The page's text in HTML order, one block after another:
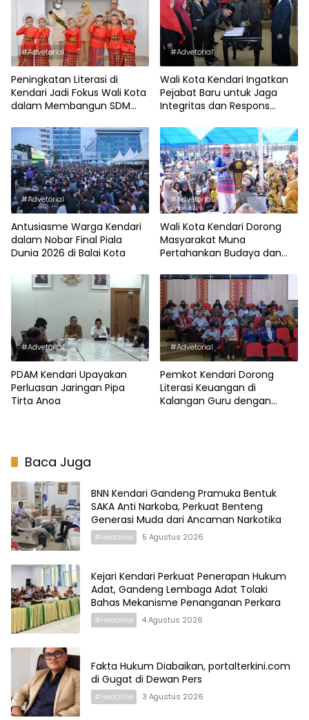
#Advetorial
Peningkatan Literasi di
Kendari Jadi Fokus Wali Kota
dalam Membangun SDM
#Advetorial
Wali Kota Kendari Ingatkan
Pejabat Baru untuk Jaga
Integritas dan Respons
#Advetorial
Antusiasme Warga Kendari
dalam Nobar Final Piala
Dunia 2026 di Balai Kota
#Advetorial
Wali Kota Kendari Dorong
Masyarakat Muna
Pertahankan Budaya dan
#Advetorial
PDAM Kendari Upayakan
Perluasan Jaringan Pipa
Tirta Anoa
#Advetorial
Pemkot Kendari Dorong
Literasi Keuangan di
Kalangan Guru dengan
Baca Juga
BNN Kendari Gandeng Pramuka Bentuk
SAKA Anti Narkoba, Perkuat Benteng
Generasi Muda dari Ancaman Narkotika
#Headline 5 Agustus 2026
Kejari Kendari Perkuat Penerapan Hukum
Adat, Gandeng Lembaga Adat Tolaki
Bahas Mekanisme Penanganan Perkara
#Headline 4 Agustus 2026
Fakta Hukum Diabaikan, portalterkini.com
di Gugat di Dewan Pers
#Headline 3 Agustus 2026